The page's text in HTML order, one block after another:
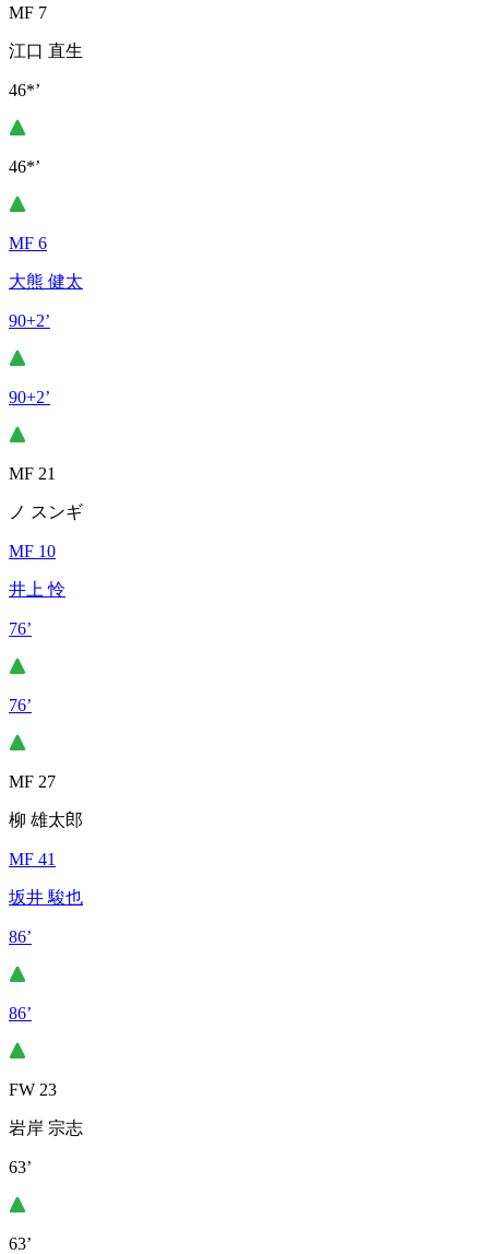
MF 7
江口 直生
46*’
46*’
MF 6
大熊 健太
90+2’
90+2’
MF 21
ノ スンギ
MF 10
井上 怜
76’
76’
MF 27
柳 雄太郎
MF 41
坂井 駿也
86’
86’
FW 23
岩岸 宗志
63’
63’